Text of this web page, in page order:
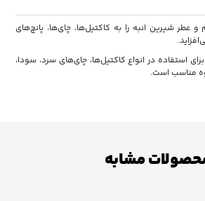
شیرین انبه را به کاکتیل‌ها، چای‌ها، پانچ‌های
استفاده در انواع کاکتیل‌ها، چای‌های سرد، سودا،
مناسب است.
مشابه